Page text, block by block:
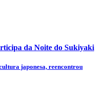
da Noite do Sukiyaki
japonesa, reencontrou